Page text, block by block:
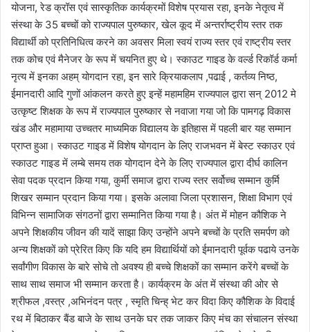
योजना, रेड क्रॉस एवं सास्कृतिक कार्यक्रमों विशेष प्रयास रहा, इनके नेतृत्व में
संस्था के 35 बच्चों को राज्यपाल पुरुष्कार, खेल कूद में अन्तर्राष्ट्रीय स्तर तक
विद्यार्थी को प्रतिनिधित्व करने का अवसर मिला स्वयं राज्य स्तर एवं राष्ट्रीय स्तर
तक कोच एवं मैनेजर के रूप में चयनित हुए थे। स्काउट गाइड के वर्ल्ड रिकॉर्ड कर्मा
नृत्य में इनका अहम् योगदान रहा, इन सारे क्रियाकलाप ,पढाई , कर्तव्य निष्ठ,
ईमानदारी आदि गुणों आंकलन करते हुए इन्हें महामहिम राज्यपाल द्वारा सन् 2012 मे
उत्कृष्ट शिक्षक के रूप में राज्यपाल पुरुष्कार से नवाजा गया जो कि पामगढ़ विकास
खंड और महामाया उच्चतर माध्यमिक विद्यालय के इतिहास में पहली बार यह सम्मान
प्राप्त हुआ। स्काउट गाइड में विशेष योगदान के लिए राजभवन में बेस्ट स्काउर एवं
स्काउट गाइड में लम्बे समय तक योगदान देने के लिए राज्यपाल द्वारा दीर्घ कालिन
सेवा पदक प्रदान किया गया, कुर्मी समाज द्वारा राज्य स्तर सर्वोच्च सम्मान कुर्मि
शिखर सम्मान प्रदान किया गया। इसके अलावा जिला प्रशासन, शिक्षा विभाग एवं
विभिन्न सामाजिक संगठनों द्वारा सम्मानित किया गया है। अंत में मोहन कौशिक ने
अपने शिक्षकीय जीवन की यादें साझा किए उन्होंने अपने बच्चों के प्रति समर्पण को
अन्य शिक्षकों को प्रेरित किए कि यदि हम विद्यार्थियों को ईमानदारी पूर्वक पढाये उनके
सर्वांगीण विकास के बारे सोचे तो अवश्य ही बच्चे शिक्षकों का सम्मान करेंगे बच्चों के
साथ साथ समाज भी सम्मान करता है। कार्यक्रम के अंत में संस्था की ओर से
श्रीफल ,वस्त्र ,अभिनंदन पत्र , स्मृति चिन्ह् भेट कर विदा किए कौशिक के विदाई
रथ में बिठाकर बैंड बाजे के साथ उनके घर तक जाकर किए मंच का संचालन संस्था